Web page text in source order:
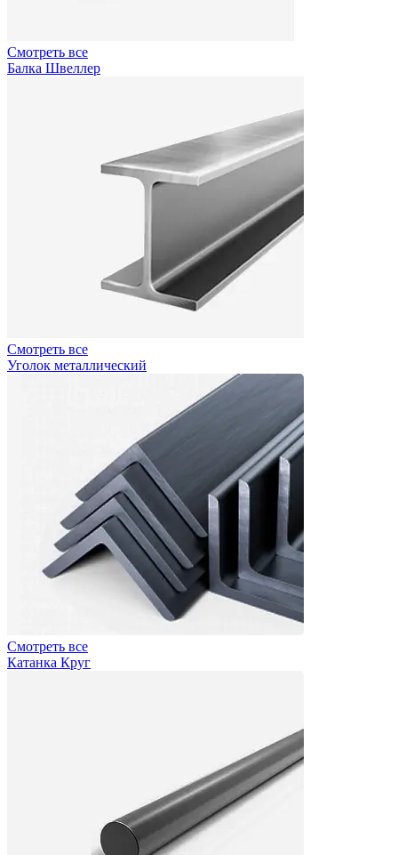
Смотреть все
Балка Швеллер
Смотреть все
Уголок металлический
Смотреть все
Катанка Круг